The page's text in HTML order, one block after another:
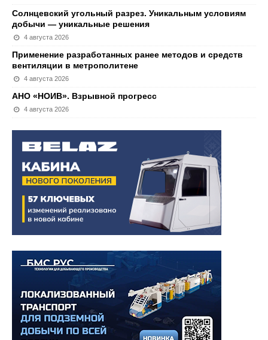
Солнцевский угольный разрез. Уникальным условиям
добычи — уникальные решения
4 августа 2026
Применение разработанных ранее методов и средств
вентиляции в метрополитене
4 августа 2026
АНО «НОИВ». Взрывной прогресс
4 августа 2026